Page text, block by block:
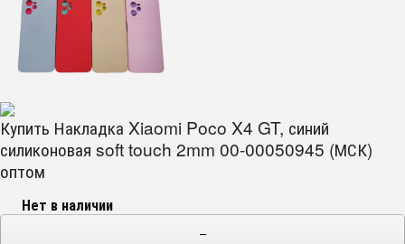
Купить Накладка Xiaomi Poco X4 GT, синий
силиконовая soft touch 2mm 00-00050945 (МСК)
оптом
Нет в наличии
−